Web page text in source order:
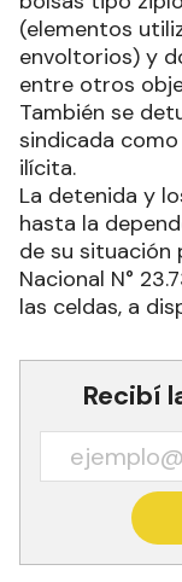
(elementos
envoltorios) y
entre otros
También se
sindicada
ilícita.
La detenida y
hasta la
de su situación
Nacional N°
las celdas, a
Recibí